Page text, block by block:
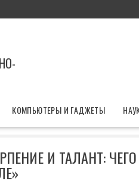
КОМПЬЮТЕРЫ И ГАДЖЕТЫ
миллионов за терпение и
И ТАЛАНТ: